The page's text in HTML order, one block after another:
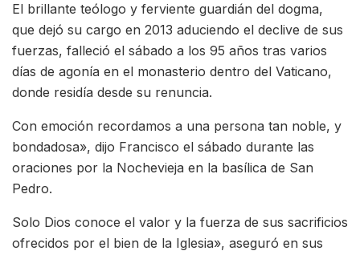
El brillante teólogo y ferviente guardián del dogma,
que dejó su cargo en 2013 aduciendo el declive de sus
fuerzas, falleció el sábado a los 95 años tras varios
días de agonía en el monasterio dentro del Vaticano,
donde residía desde su renuncia.
Con emoción recordamos a una persona tan noble, y
bondadosa», dijo Francisco el sábado durante las
oraciones por la Nochevieja en la basílica de San
Pedro.
Solo Dios conoce el valor y la fuerza de sus sacrificios
ofrecidos por el bien de la Iglesia», aseguró en sus